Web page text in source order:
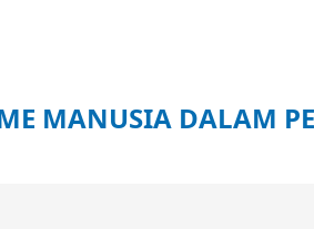
MANUSIA DALAM